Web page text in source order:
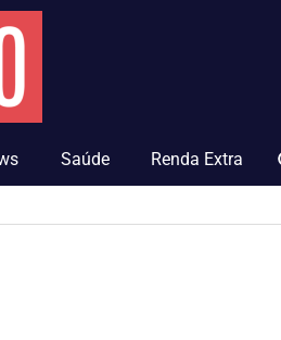
Saúde
Renda Extra